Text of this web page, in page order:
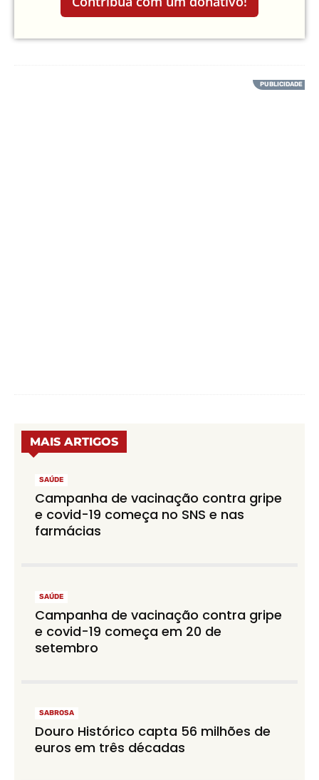
MAIS ARTIGOS
SAÚDE
Campanha de vacinação contra gripe
e covid-19 começa no SNS e nas
farmácias
SAÚDE
Campanha de vacinação contra gripe
e covid-19 começa em 20 de
setembro
SABROSA
Douro Histórico capta 56 milhões de
euros em três décadas